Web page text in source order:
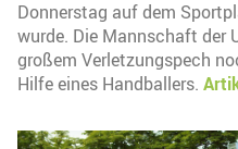
Donnerstag auf dem
wurde. Die Mannschaft der
großem Verletzungspech
Hilfe eines Handballers.